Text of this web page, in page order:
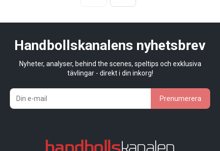
Handbollskanalens nyhetsbrev
Nyheter, analyser, behind the scenes, speltips och exklusiva
tävlingar - direkt i din inkorg!
Prenumerera